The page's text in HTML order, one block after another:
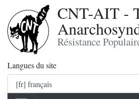
CNT-AIT -
Résistance
Langues du site